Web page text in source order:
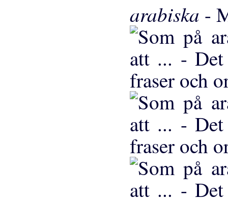
arabiska -